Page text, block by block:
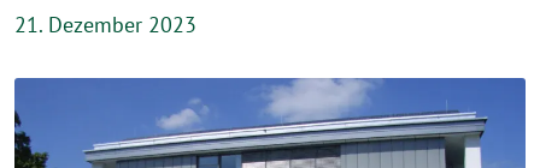
21. Dezember 2023